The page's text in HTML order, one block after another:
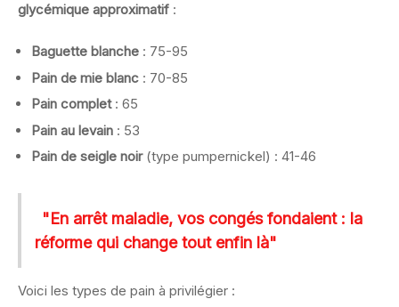
glycémique approximatif :
Baguette blanche : 75-95
Pain de mie blanc : 70-85
Pain complet: 65
Pain au levain : 53
Pain de seigle noir(type pumpernickel) : 41-46
"En arrêt maladie, vos congés fondaient : la
réforme qui change tout enfin là"
Voici les types de pain à privilégier :